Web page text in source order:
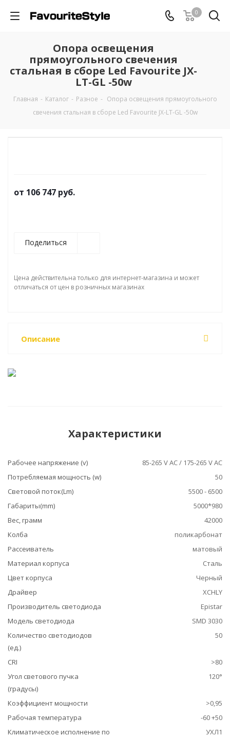
0
Опора освещения
прямоугольного свечения
стальная в сборе Led Favourite JX-
LT-GL -50w
Главная - Каталог - Разное - Опора освещения прямоугольного
свечения стальная в сборе Led Favourite JX-LT-GL -50w
от 106 747 руб.
Поделиться
Цена действительна только для интернет-магазина и может
отличаться от цен в розничных магазинах
Описание
Характеристики
Рабочее напряжение (v)
85-265 V AC / 175-265 V AC
Потребляемая мощность (w)
50
Световой поток(Lm)
5500 - 6500
Габариты(mm)
5000*980
Вес, грамм
42000
Колба
поликарбонат
Рассеиватель
матовый
Материал корпуса
Сталь
Цвет корпуса
Черный
Драйвер
XCHLY
Производитель светодиода
Epistar
Модель светодиода
SMD 3030
Количество светодиодов
(ед.)
50
CRI
>80
Угол светового пучка
(градусы)
120°
Коэффициент мощности
>0,95
Рабочая температура
-60 +50
Климатическое исполнение по
УХЛ1